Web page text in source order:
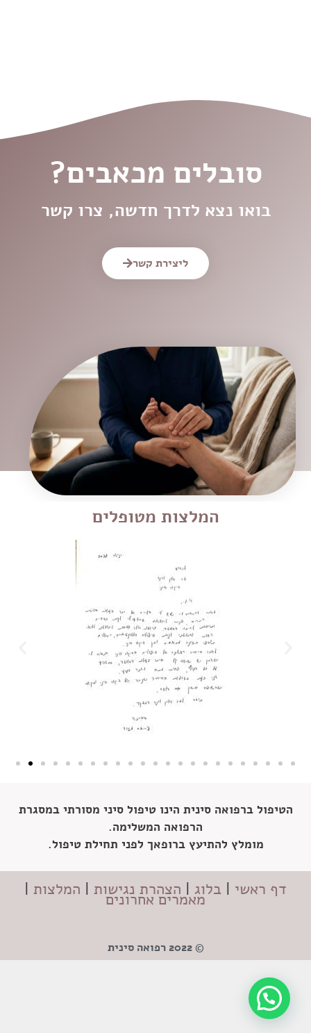
סובלים מכאבים?
בואו נצא לדרך חדשה, צרו קשר
ליצירת קשר
המלצות מטופלים
הטיפול ברפואה סינית הינו טיפול סיני מסורתי במסגרת
הרפואה המשלימה.
מומלץ להתיעץ ברופאך לפני תחילת טיפול.
דף ראשי| בלוג| הצהרת נגישות| המלצות| מאמרים אחרונים
© 2022 רפואה סינית